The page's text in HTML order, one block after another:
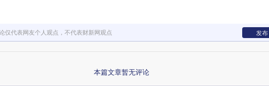
仅代表网友个人观点，不代表财新网观点 发布
本篇文章暂无评论